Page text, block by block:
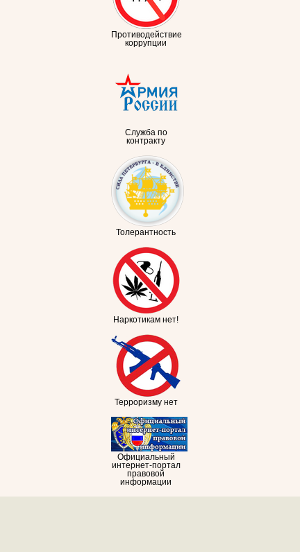
Противодействие
коррупции
Служба по
контракту
Толерантность
Наркотикам нет!
Терроризму нет
Официальный
интернет-портал
правовой
информации